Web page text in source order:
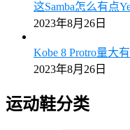
这Samba怎么有点
2023年8月26日
Kobe 8 Protro量大
2023年8月26日
运动鞋分类